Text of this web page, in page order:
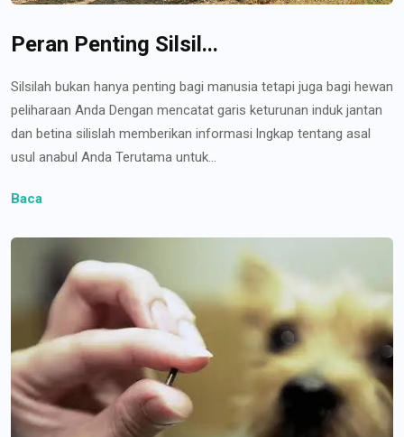
Peran Penting Silsil...
Silsilah bukan hanya penting bagi manusia tetapi juga bagi hewan
peliharaan Anda Dengan mencatat garis keturunan induk jantan
dan betina silislah memberikan informasi lngkap tentang asal
usul anabul Anda Terutama untuk...
Baca